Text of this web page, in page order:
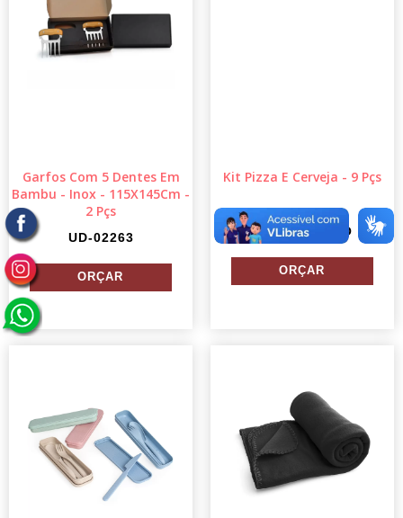
Garfos Com 5 Dentes Em
Bambu - Inox - 115X145Cm -
2 Pçs
UD-02263
Kit Pizza E Cerveja - 9 Pçs
KT-90002-BCO